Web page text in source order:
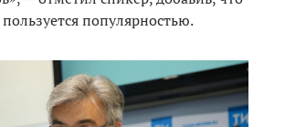
популярностью.